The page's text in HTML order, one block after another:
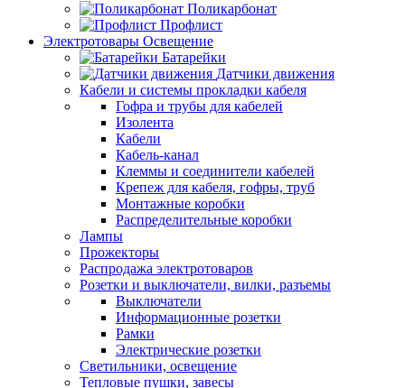
Поликарбонат
Профлист
Электротовары Освещение
Батарейки
Датчики движения
Кабели и системы прокладки кабеля
Гофра и трубы для кабелей
Изолента
Кабели
Кабель-канал
Клеммы и соединители кабелей
Крепеж для кабеля, гофры, труб
Монтажные коробки
Распределительные коробки
Лампы
Прожекторы
Распродажа электротоваров
Розетки и выключатели, вилки, разъемы
Выключатели
Информационные розетки
Рамки
Электрические розетки
Светильники, освещение
Тепловые пушки, завесы